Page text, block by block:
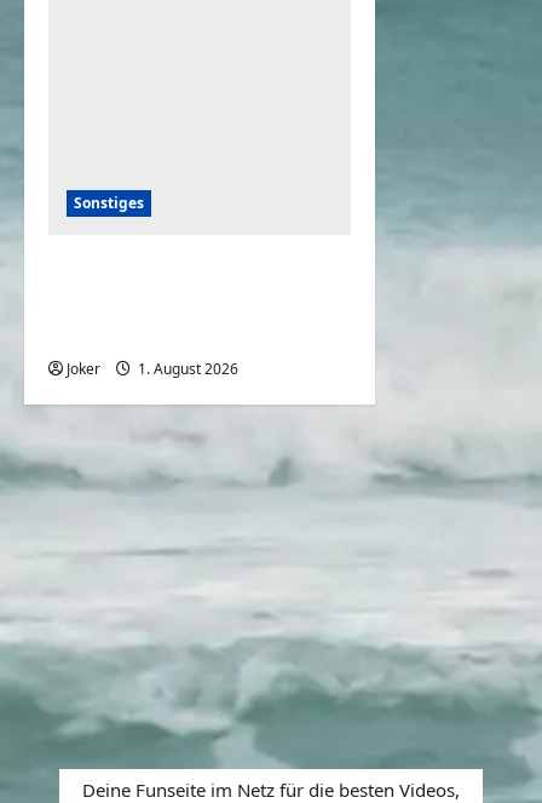
Sonstiges
Joker 1. August 2026
Deine Funseite im Netz für die besten Videos,